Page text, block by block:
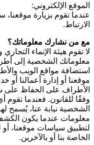
الموقع الإلكتروني:
عندما تقوم بزيارة
الارتباط.
مع من نشارك معلوماتك؟
لا تقوم هيئة الإنماء
معلوماتك الشخصية إلى
استضافة مواقع الويب
موقعنا أو إدارة أعمالنا
الأطراف على الحفاظ على
وفقًا للقانون. فعندما
الشخصية نيابة عنا، يُسمح
معلومات عندما يكون الكشف
لتطبيق سياسات موقعنا، أو
الخاصة بنا أو بالآخرين.